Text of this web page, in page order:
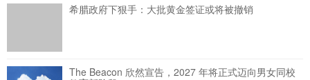
希腊政府下狠手：大批黄金签证或将被撤销
The Beacon 欣然宣告，2027 年将正式迈向男女同校